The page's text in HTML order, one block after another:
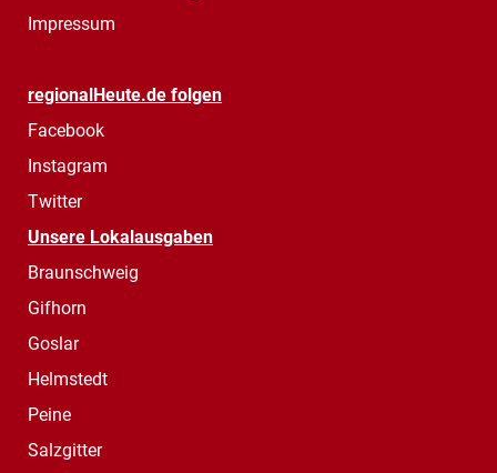
Impressum
regionalHeute.de folgen
Facebook
Instagram
Twitter
Unsere Lokalausgaben
Braunschweig
Gifhorn
Goslar
Helmstedt
Peine
Salzgitter